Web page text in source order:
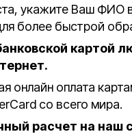
укажите Ваш ФИО
более быстрой
картой
онлайн оплата
со всего мира.
расчет на наш